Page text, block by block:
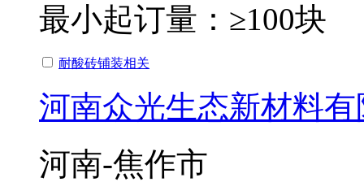
最小起订量： ≥100块
耐酸砖铺装相关
河南众光生态新材料
河南-焦作市